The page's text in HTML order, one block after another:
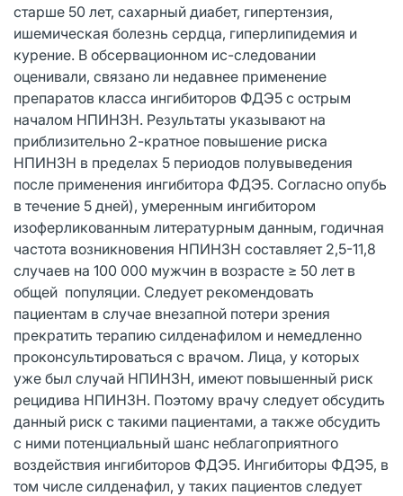
старше 50 лет, сахарный диабет, гипертензия,
ишемическая болезнь сердца, гиперлипидемия и
курение. В обсервационном ис-следовании
оценивали, связано ли недавнее применение
препаратов класса ингибиторов ФДЭ5 с острым
началом НПИНЗН. Результаты указывают на
приблизительно 2-кратное повышение риска
НПИНЗН в пределах 5 периодов полувыведения
после применения ингибитора ФДЭ5. Согласно опубь
в течение 5 дней), умеренным ингибитором
изоферликованным литературным данным, годичная
частота возникновения НПИНЗН составляет 2,5-11,8
случаев на 100 000 мужчин в возрасте ≥ 50 лет в
общей популяции. Следует рекомендовать
пациентам в случае внезапной потери зрения
прекратить терапию силденафилом и немедленно
проконсультироваться с врачом. Лица, у которых
уже был случай НПИНЗН, имеют повышенный риск
рецидива НПИНЗН. Поэтому врачу следует обсудить
данный риск с такими пациентами, а также обсудить
с ними потенциальный шанс неблагоприятного
воздействия ингибиторов ФДЭ5. Ингибиторы ФДЭ5, в
том числе силденафил, у таких пациентов следует